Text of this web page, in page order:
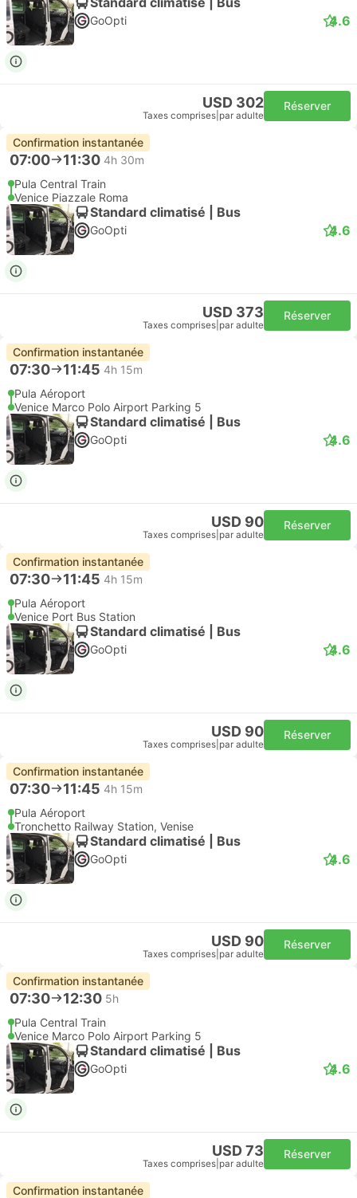
GoOpti 4.6
USD 302
Taxes comprises par adulte
Réserver
Confirmation instantanée
07:00 11:30 4h 30m
Pula Central Train
Venice Piazzale Roma
Standard climatisé | Bus
GoOpti 4.6
USD 373
Taxes comprises par adulte
Réserver
Confirmation instantanée
07:30 11:45 4h 15m
Pula Aéroport
Venice Marco Polo Airport Parking 5
Standard climatisé | Bus
GoOpti 4.6
USD 90
Taxes comprises par adulte
Réserver
Confirmation instantanée
07:30 11:45 4h 15m
Pula Aéroport
Venice Port Bus Station
Standard climatisé | Bus
GoOpti 4.6
USD 90
Taxes comprises par adulte
Réserver
Confirmation instantanée
07:30 11:45 4h 15m
Pula Aéroport
Tronchetto Railway Station, Venise
Standard climatisé | Bus
GoOpti 4.6
USD 90
Taxes comprises par adulte
Réserver
Confirmation instantanée
07:30 12:30 5h
Pula Central Train
Venice Marco Polo Airport Parking 5
Standard climatisé | Bus
GoOpti 4.6
USD 73
Taxes comprises par adulte
Réserver
Confirmation instantanée